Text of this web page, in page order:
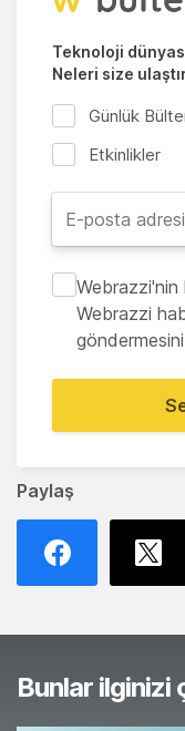
Paylaş
Teknoloji
Neleri size
Günlük
Etkinlikler
Webrazzi'nin
Webrazzi
Bunlar ilginizi